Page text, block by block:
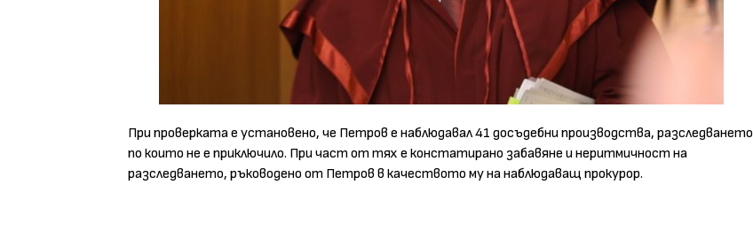
При проверката е установено, че Петров е наблюдавал 41 досъдебни производства, разследването
по които не е приключило. При част от тях е констатирано забавяне и неритмичност на
разследването, ръководено от Петров в качеството му на наблюдаващ прокурор.